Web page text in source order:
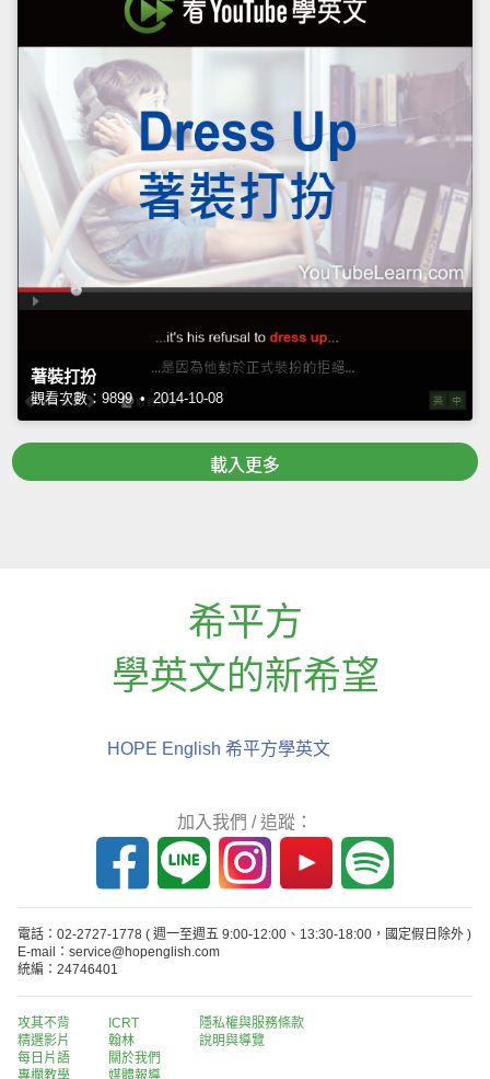
著裝打扮
觀看次數：9899 • 2014-10-08
載入更多
希平方
學英文的新希望
HOPE English 希平方學英文
加入我們 / 追蹤：
電話：02-2727-1778 ( 週一至週五 9:00-12:00、13:30-18:00，國定假日除外 )
E-mail：service@hopenglish.com
統編：24746401
攻其不背
精選影片
每日片語
專欄教學
ICRT
翰林
關於我們
媒體報導
隱私權與服務條款
說明與導覽